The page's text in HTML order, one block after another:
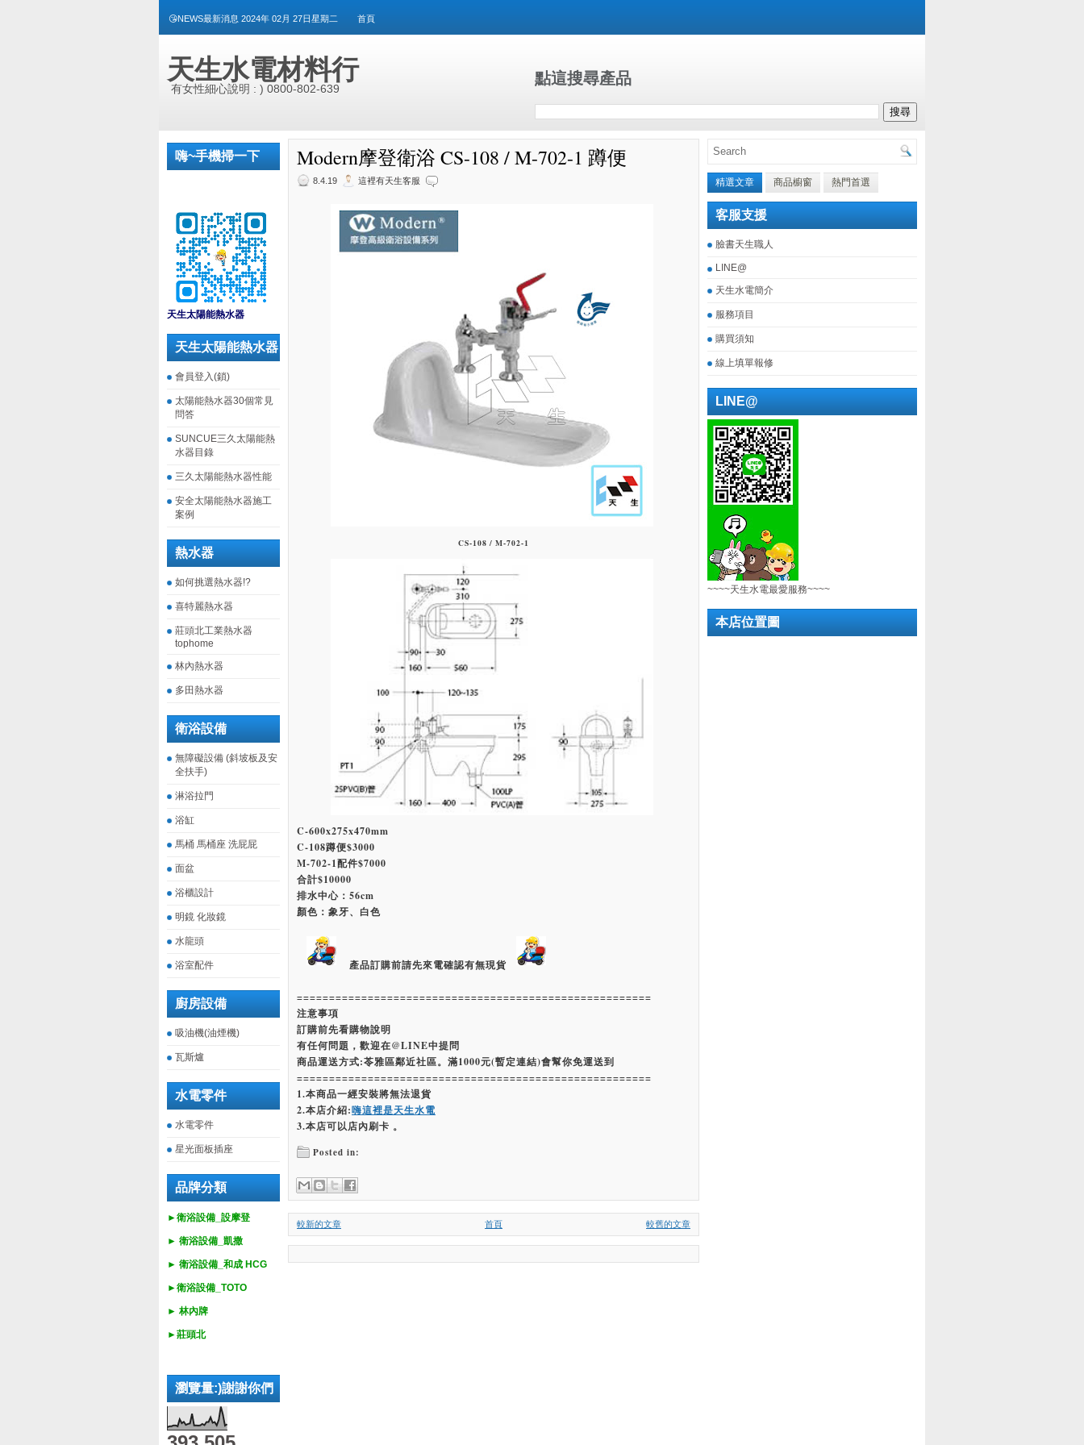
😘NEWS最新消息 2024年 02月 27日星期二 首頁
天生水電材料行
有女性細心說明 : ) 0800-802-639
點這搜尋產品
嗨~手機掃一下
天生太陽能熱水器
天生太陽能熱水器
會員登入(鎖)
太陽能熱水器30個常見
問答
SUNCUE三久太陽能熱
水器目錄
三久太陽能熱水器性能
安全太陽能熱水器施工
案例
熱水器
如何挑選熱水器!?
喜特麗熱水器
莊頭北工業熱水器
tophome
林內熱水器
多田熱水器
衛浴設備
無障礙設備 (斜坡板及安
全扶手)
淋浴拉門
浴缸
馬桶 馬桶座 洗屁屁
面盆
浴櫃設計
明鏡 化妝鏡
水龍頭
浴室配件
廚房設備
吸油機(油煙機)
瓦斯爐
水電零件
水電零件
星光面板插座
品牌分類
►衛浴設備_設摩登
► 衛浴設備_ 凱撒
► 衛浴設備_ 和成 HCG
►衛浴設備_ TOTO
► 林內牌
►莊頭北
瀏覽量:)謝謝你們
Modern摩登衛浴 CS-108 / M-702-1 蹲便
8.4.19 這裡有天生客服
CS-108 / M-702-1
C-600x275x470mm
C-108蹲便$3000
M-702-1配件$7000
合計$10000
排水中心：56cm
顏色：象牙、白色
產品訂購前請先來電確認有無現貨
=======================================================
注意事項
訂購前先看購物說明
有任何問題，歡迎在@LINE中提問
商品運送方式:苓雅區鄰近社區。滿1000元(暫定連結)會幫你免運送到
=======================================================
1.本商品一經安裝將無法退貨
2.本店介紹:嗨這裡是天生水電
3.本店可以店內刷卡 。
Posted in:
較新的文章 較舊的文章
首頁
精選文章 商品櫥窗 熱門首選
客服支援
臉書天生職人
LINE@
天生水電簡介
服務項目
購買須知
線上填單報修
LINE@
~~~~天生水電最愛服務~~~~
本店位置圖